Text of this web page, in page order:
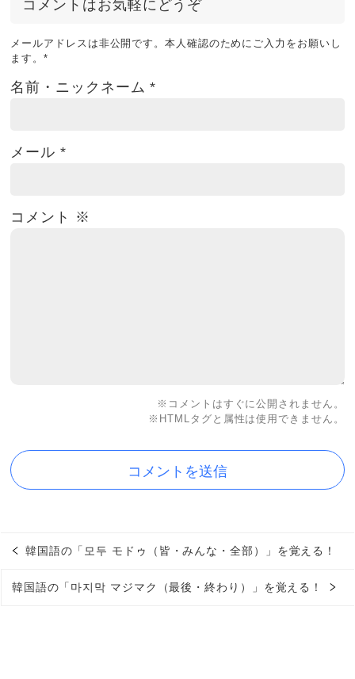
コメントはお気軽にどうぞ
メールアドレスは非公開です。本人確認のためにご入力をお願いし
ます。*
名前・ニックネーム*
メール*
コメント ※
※コメントはすぐに公開されません。
※HTMLタグと属性は使用できません。
韓国語の「모두 モドゥ（皆・みんな・全部）」を覚える！
韓国語の「마지막 マジマク（最後・終わり）」を覚える！